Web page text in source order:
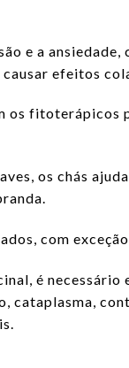
e a
efeitos
os fitoterápicos
os chás
com
é
cataplasma,